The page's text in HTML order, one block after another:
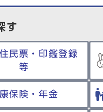
す
民票・印鑑登録
等
保険・年金